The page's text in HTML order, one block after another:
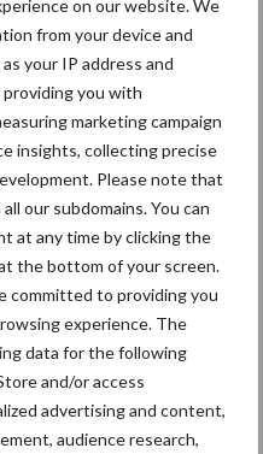
on our website. We
from your device and
your IP address and
you with
marketing campaign
insights, collecting precise
Please note that
our subdomains. You can
at any time by clicking the
the bottom of your screen.
committed to providing you
experience. The
data for the following
and/or access
advertising and content,
audience research,
een vaak
risicofactor
ziet volume en
groeien in
Nederlandse